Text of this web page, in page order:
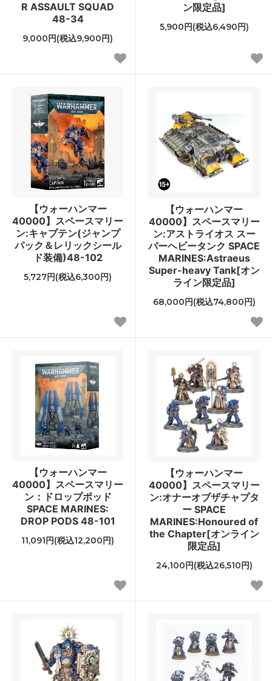
R ASSAULT SQUAD
48-34
9,000円(税込9,900円)
ン限定品]
5,900円(税込6,490円)
【ウォーハンマー
40000】スペースマリー
ン:キャプテン(ジャンプ
パック＆レリックシール
ド装備)48-102
5,727円(税込6,300円)
【ウォーハンマー
40000】スペースマリー
ン:アストライオス スー
パーヘビータンク SPACE
MARINES:Astraeus
Super-heavy Tank[オン
ライン限定品]
68,000円(税込74,800円)
【ウォーハンマー
40000】スペースマリー
ン：ドロップポッド
SPACE MARINES:
DROP PODS 48-101
11,091円(税込12,200円)
【ウォーハンマー
40000】スペースマリー
ン:オナーオブザチャプタ
ー SPACE
MARINES:Honoured of
the Chapter[オンライン
限定品]
24,100円(税込26,510円)